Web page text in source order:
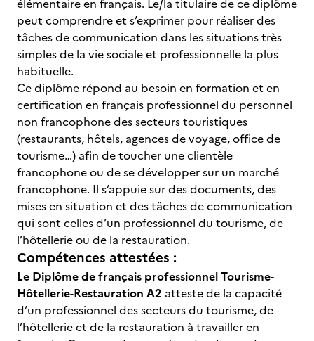
élémentaire en français. Le/la titulaire de ce diplôme
peut comprendre et s’exprimer pour réaliser des
tâches de communication dans les situations très
simples de la vie sociale et professionnelle la plus
habituelle.
Ce diplôme répond au besoin en formation et en
certification en français professionnel du personnel
non francophone des secteurs touristiques
(restaurants, hôtels, agences de voyage, office de
tourisme…) afin de toucher une clientèle
francophone ou de se développer sur un marché
francophone. Il s’appuie sur des documents, des
mises en situation et des tâches de communication
qui sont celles d’un professionnel du tourisme, de
l’hôtellerie ou de la restauration.
Compétences attestées :
Le Diplôme de français professionnel Tourisme-
Hôtellerie-Restauration A2 atteste de la capacité
d’un professionnel des secteurs du tourisme, de
l’hôtellerie et de la restauration à travailler en